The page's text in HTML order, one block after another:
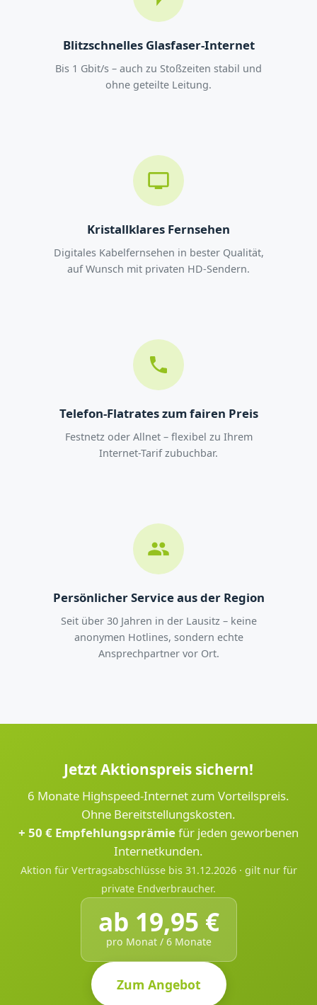
Blitzschnelles Glasfaser-Internet
Bis 1 Gbit/s – auch zu Stoßzeiten stabil und
ohne geteilte Leitung.
Kristallklares Fernsehen
Digitales Kabelfernsehen in bester Qualität,
auf Wunsch mit privaten HD-Sendern.
Telefon-Flatrates zum fairen Preis
Festnetz oder Allnet – flexibel zu Ihrem
Internet-Tarif zubuchbar.
Persönlicher Service aus der Region
Seit über 30 Jahren in der Lausitz – keine
anonymen Hotlines, sondern echte
Ansprechpartner vor Ort.
Jetzt Aktionspreis sichern!
6 Monate Highspeed-Internet zum Vorteilspreis.
Ohne Bereitstellungskosten.
+ 50 € Empfehlungsprämiefür jeden geworbenen
Internetkunden.
Aktion für Vertragsabschlüsse bis 31.12.2026 · gilt nur für
private Endverbraucher.
ab 19,95 €
pro Monat / 6 Monate
Zum Angebot